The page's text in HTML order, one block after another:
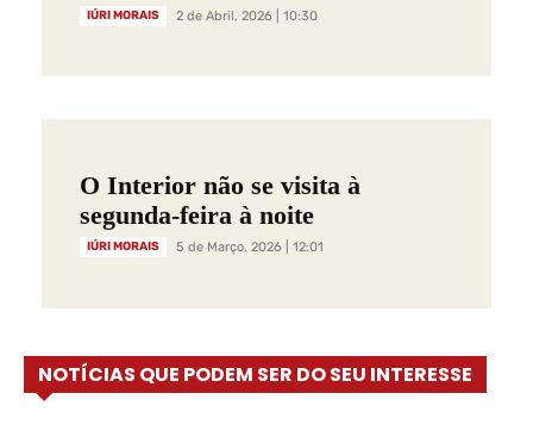
IÚRI MORAIS 2 de Abril, 2026 | 10:30
O Interior não se visita à
segunda-feira à noite
IÚRI MORAIS 5 de Março, 2026 | 12:01
NOTÍCIAS QUE PODEM SER DO SEU INTERESSE